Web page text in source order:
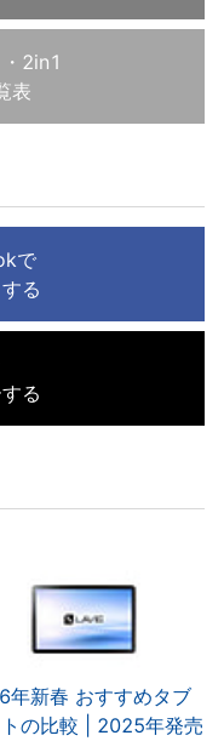
2in1
表
で
る
る
年新春 おすすめタブ
の比較 | 2025年発売